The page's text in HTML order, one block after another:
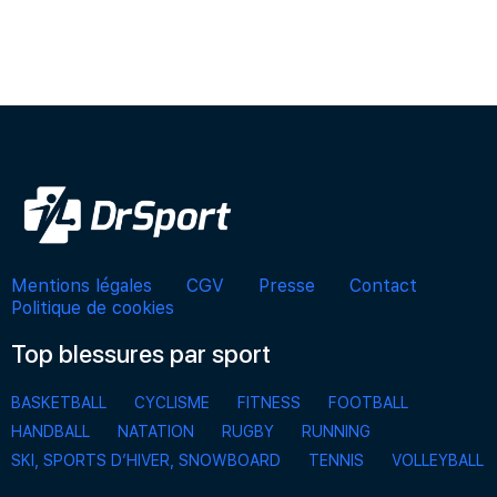
Mentions légales CGV Presse
Contact
Politique de cookies
Top blessures par sport
BASKETBALL CYCLISME FITNESS
FOOTBALL
HANDBALL
NATATION RUGBY
RUNNING
SKI, SPORTS D’HIVER, SNOWBOARD
TENNIS VOLLEYBALL